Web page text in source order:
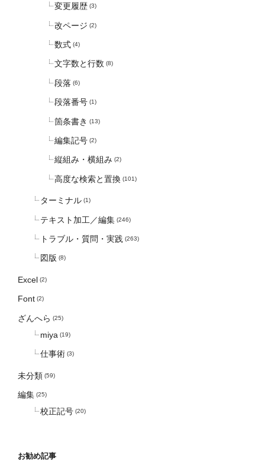
変更履歴 (3)
改ページ (2)
数式 (4)
文字数と行数 (8)
段落 (6)
段落番号 (1)
箇条書き (13)
編集記号 (2)
縦組み・横組み (2)
高度な検索と置換 (101)
ターミナル (1)
テキスト加工／編集 (246)
トラブル・質問・実践 (263)
図版 (8)
Excel (2)
Font (2)
ざんへら (25)
miya (19)
仕事術 (3)
未分類 (59)
編集 (25)
校正記号 (20)
お勧め記事